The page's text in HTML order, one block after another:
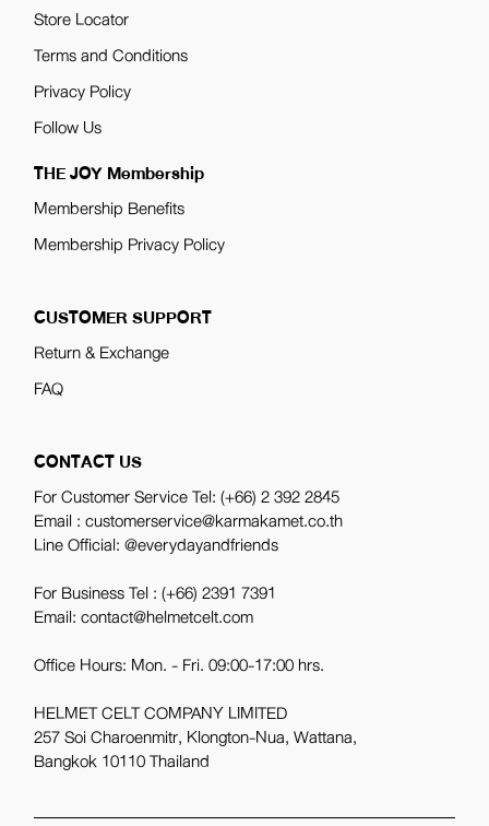
Store Locator
Terms and Conditions
Privacy Policy
Follow Us
THE JOY Membership
Membership Benefits
Membership Privacy Policy
CUSTOMER SUPPORT
Return & Exchange
FAQ
CONTACT US
For Customer Service Tel:(+66) 2 392 2845
Email : customerservice@karmakamet.co.th
Line Official:@everydayandfriends
For Business Tel :(+66) 2391 7391
Email: contact@helmetcelt.com
Office Hours: Mon. - Fri. 09:00-17:00 hrs.
HELMET CELT COMPANY LIMITED
257 Soi Charoenmitr, Klongton-Nua, Wattana,
Bangkok 10110 Thailand